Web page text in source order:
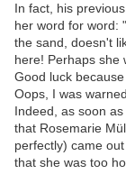
In fact, his
her word for word:
the sand, doesn't
here! Perhaps she
Good luck
Oops, I was warned.
Indeed, as soon
that Rosemarie
perfectly) came
that she was too